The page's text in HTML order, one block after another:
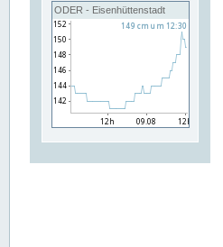
ODER - Eisenhüttenstadt